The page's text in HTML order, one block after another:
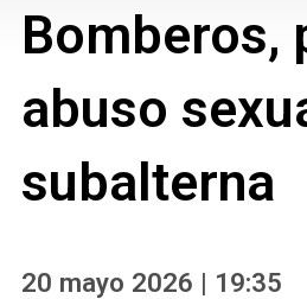
Bomberos,
abuso
subalterna
20 mayo 2026 | 19:35